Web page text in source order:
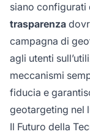
siano configurati
trasparenza
campagna di
agli utenti
meccanismi
fiducia e
geotargeting nel
Il Futuro della